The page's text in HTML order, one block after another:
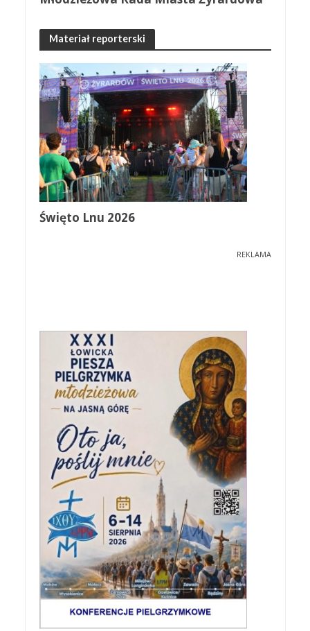
Materiał reporterski
Święto Lnu 2026
REKLAMA